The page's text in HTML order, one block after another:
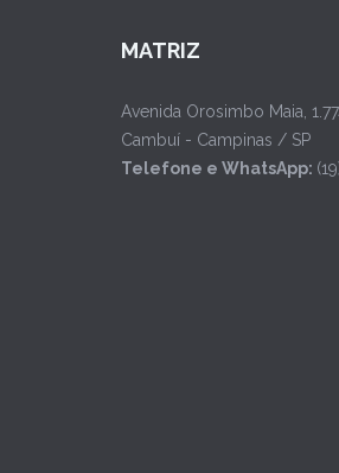
MATRIZ
Avenida Orosimbo Maia,
Cambuí - Campinas / SP
Telefone e WhatsApp: